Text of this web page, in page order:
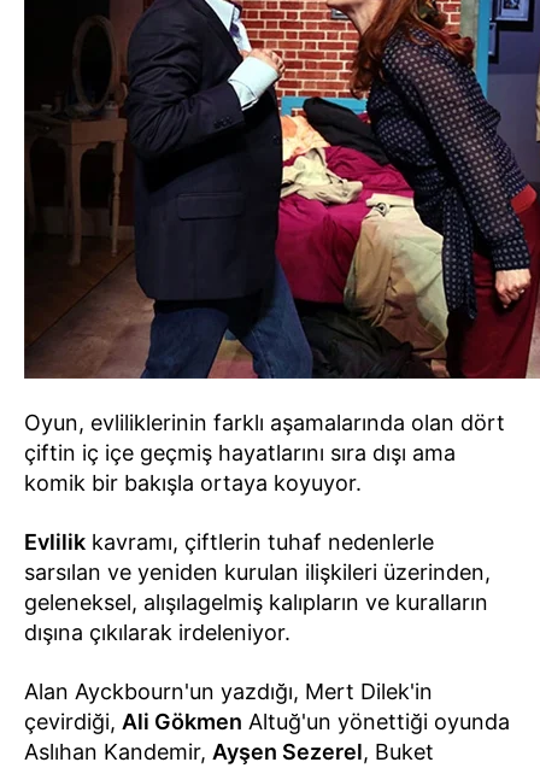
Oyun, evliliklerinin farklı aşamalarında olan dört
çiftin iç içe geçmiş hayatlarını sıra dışı ama
komik bir bakışla ortaya koyuyor.
Evlilik kavramı, çiftlerin tuhaf nedenlerle
sarsılan ve yeniden kurulan ilişkileri üzerinden,
geleneksel, alışılagelmiş kalıpların ve kuralların
dışına çıkılarak irdeleniyor.
Alan Ayckbourn'un yazdığı, Mert Dilek'in
çevirdiği, Ali Gökmen Altuğ'un yönettiği oyunda
Aslıhan Kandemir, Ayşen Sezerel, Buket